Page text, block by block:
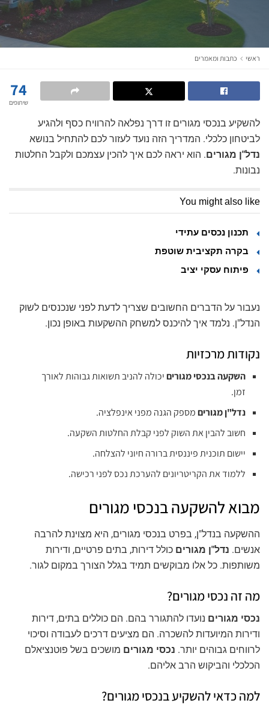
ראשי כתבות ומאמרים
74
שיתופים
להשקיע בנכסי מגורים זו דרך נפלאה להרוויח כסף ולהגיע
לביטחון כלכלי. המדריך הזה נועד לעזור לכם להתחיל בנושא
נדל"ן מגורים. הוא יראה לכם איך להכין עצמכם ולקבל החלטות
נבונות.
You might also like
תכנון נכסים עתידי
בקרה תקציבית שוטפת
פיתוח עסקי יציב
נעבור על הדברים החשובים שצריך לדעת לפני שנכנסים לשוק
הנדל"ן. נלמד איך להיכנס למשחק ההשקעות באופן נכון.
נקודות מרכזיות
השקעה בנכסי מגוריםיכולה להניב תשואות גבוהות לאורך
זמן.
נדל"ן מגוריםמספק הגנה מפני אינפלציה.
חשוב להבין את השוק לפני קבלת החלטות השקעה.
יישום תוכנית פיננסית ברורה חיוני להצלחה.
ללמוד את הקריטריונים להערכת נכס לפני רכישה.
מבוא להשקעה בנכסי מגורים
ההשקעה בנדל"ן, בפרט בנכסי מגורים, היא מצוינת להרבה
אנשים. נדל"ן מגורים כולל דירות, בתים פרטיים, ודירות
משותפות. כל אלו מבוקשים תמיד בגלל הצורך במקום לגור.
מה זה נכסי מגורים?
נכסי מגורים נועדו להתגורר בהם. הם כוללים בתים, דירות
ודירות המיועדות להשכרה. הם מציעים דרכים לעבודה וסיכוי
לרווחים גבוהים יותר. נכסי מגורים מושכים בשל פוטנציאלם
הכלכלי והביקוש הרב אליהם.
למה כדאי להשקיע בנכסי מגורים?